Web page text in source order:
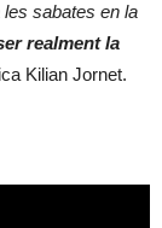
les sabates en la
realment la
Kilian Jornet.